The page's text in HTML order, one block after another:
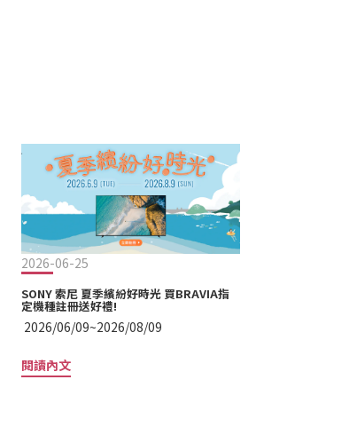
2026-06-25
SONY 索尼 夏季繽紛好時光 買BRAVIA指
定機種註冊送好禮!
2026/06/09~2026/08/09
閱讀內文